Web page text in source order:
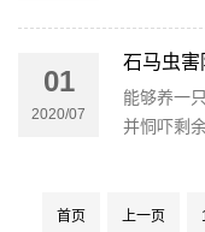
01
2020/07
石马虫害
能够养一
并恫吓剩
首页 上一页